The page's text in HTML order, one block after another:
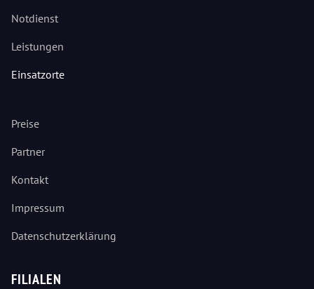
Notdienst
Leistungen
Einsatzorte
Preise
Partner
Kontakt
Impressum
Datenschutzerklärung
FILIALEN